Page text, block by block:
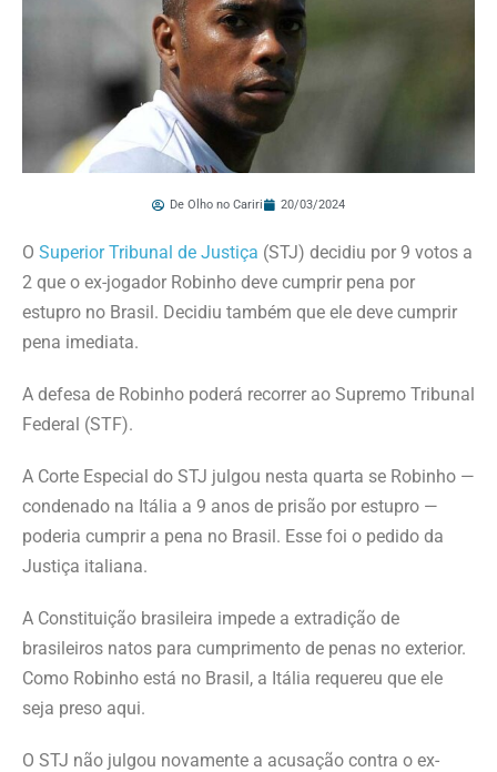
De Olho no Cariri 20/03/2024
O Superior Tribunal de Justiça (STJ) decidiu por 9 votos a
2 que o ex-jogador Robinho deve cumprir pena por
estupro no Brasil. Decidiu também que ele deve cumprir
pena imediata.
A defesa de Robinho poderá recorrer ao Supremo Tribunal
Federal (STF).
A Corte Especial do STJ julgou nesta quarta se Robinho —
condenado na Itália a 9 anos de prisão por estupro —
poderia cumprir a pena no Brasil. Esse foi o pedido da
Justiça italiana.
A Constituição brasileira impede a extradição de
brasileiros natos para cumprimento de penas no exterior.
Como Robinho está no Brasil, a Itália requereu que ele
seja preso aqui.
O STJ não julgou novamente a acusação contra o ex-